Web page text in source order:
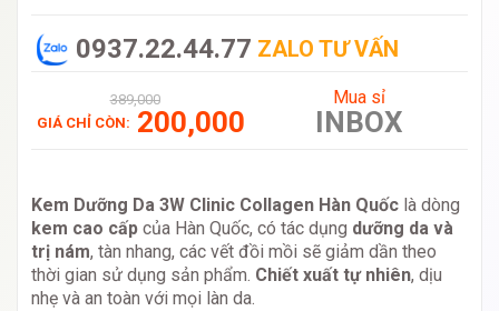
0937.22.44.77 ZALO TƯ VẤN
389,000
GIÁ CHỈ CÒN: 200,000
Mua sỉ
INBOX
Kem Dưỡng Da 3W Clinic Collagen Hàn Quốc là dòng
kem cao cấp của Hàn Quốc, có tác dụng dưỡng da và
trị nám, tàn nhang, các vết đồi mồi sẽ giảm dần theo
thời gian sử dụng sản phẩm. Chiết xuất tự nhiên, dịu
nhẹ và an toàn với mọi làn da.